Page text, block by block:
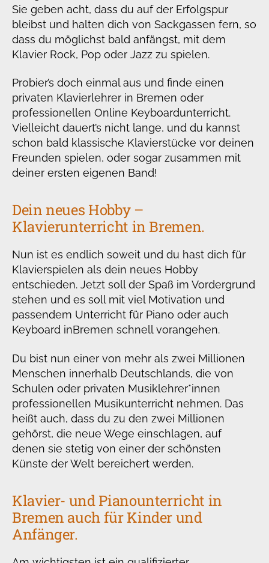
Sie geben acht, dass du auf der Erfolgspur
bleibst und halten dich von Sackgassen fern, so
dass du möglichst bald anfängst, mit dem
Klavier Rock, Pop oder Jazz zu spielen.
Probier’s doch einmal aus und finde einen
privaten Klavierlehrer in Bremen oder
professionellen Online Keyboardunterricht.
Vielleicht dauert’s nicht lange, und du kannst
schon bald klassische Klavierstücke vor deinen
Freunden spielen, oder sogar zusammen mit
deiner ersten eigenen Band!
Dein neues Hobby –
Klavierunterricht in Bremen.
Nun ist es endlich soweit und du hast dich für
Klavierspielen als dein neues Hobby
entschieden. Jetzt soll der Spaß im Vordergrund
stehen und es soll mit viel Motivation und
passendem Unterricht für Piano oder auch
Keyboard inBremen schnell vorangehen.
Du bist nun einer von mehr als zwei Millionen
Menschen innerhalb Deutschlands, die von
Schulen oder privaten Musiklehrer*innen
professionellen Musikunterricht nehmen. Das
heißt auch, dass du zu den zwei Millionen
gehörst, die neue Wege einschlagen, auf
denen sie stetig von einer der schönsten
Künste der Welt bereichert werden.
Klavier- und Pianounterricht in
Bremen auch für Kinder und
Anfänger.